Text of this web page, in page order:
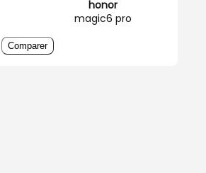
honor
magic6 pro
Comparer